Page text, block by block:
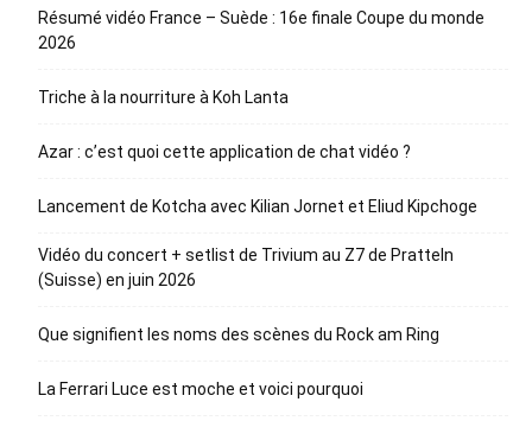
Résumé vidéo France – Suède : 16e finale Coupe du monde
2026
Triche à la nourriture à Koh Lanta
Azar : c’est quoi cette application de chat vidéo ?
Lancement de Kotcha avec Kilian Jornet et Eliud Kipchoge
Vidéo du concert + setlist de Trivium au Z7 de Pratteln
(Suisse) en juin 2026
Que signifient les noms des scènes du Rock am Ring
La Ferrari Luce est moche et voici pourquoi